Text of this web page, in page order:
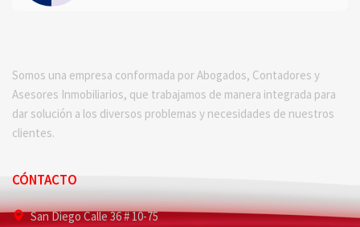
Somos una empresa conformada por Abogados, Contadores y
Asesores Inmobiliarios, que trabajamos de manera integrada para
dar solución a los diversos problemas y necesidades de nuestros
clientes.
CÓNTACTO
San Diego Calle 36 # 10-75